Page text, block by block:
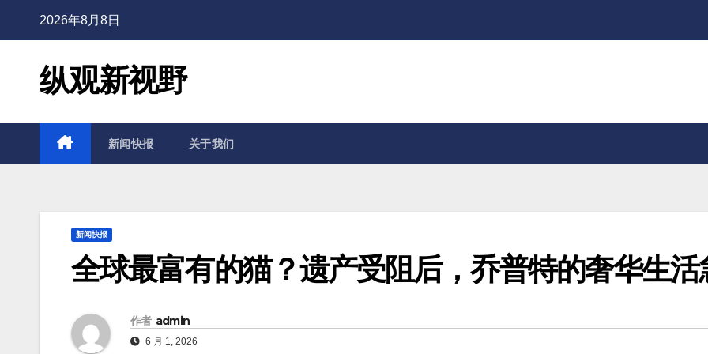
2026年8月8日
纵观新视野
新闻快报 关于我们
新闻快报
全球最富有的猫？遗产受阻后，乔普特的奢华生
作者 admin
6 月 1, 2026